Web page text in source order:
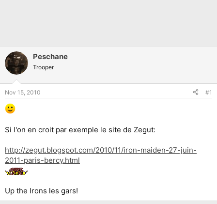
Peschane
Trooper
Nov 15, 2010 #1
Si l'on en croit par exemple le site de Zegut:
http://zegut.blogspot.com/2010/11/iron-maiden-27-juin-
2011-paris-bercy.html
Up the Irons les gars!